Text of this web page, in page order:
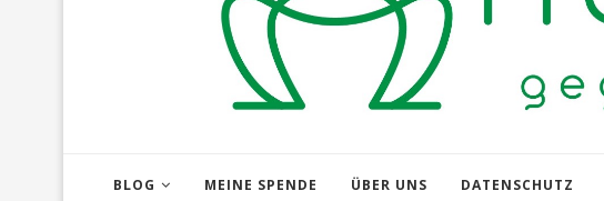
BLOG MEINE SPENDE ÜBER UNS DATENSCHUTZ